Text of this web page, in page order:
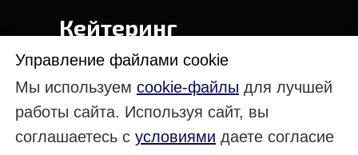
Кейтеринг
На день рождения
Свадебный кейтеринг
Кейтеринг на дом
Управление файлами cookie
Мы используем cookie-файлы для лучшей
работы сайта. Используя сайт, вы
соглашаетесь с условиями даете согласие